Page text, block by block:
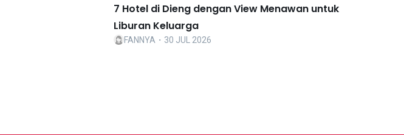
7 Hotel di Dieng dengan View Menawan untuk
Liburan Keluarga
FANNYA ・30 JUL 2026